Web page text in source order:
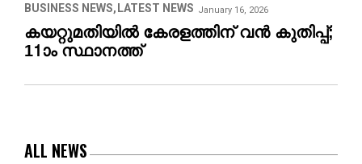
BUSINESS NEWS LATEST NEWS January 16, 2026
കയറ്റുമതിയിൽ കേരളത്തിന് വൻ കുതിപ്പ്;
11ാം സ്ഥാനത്ത്
ALL NEWS